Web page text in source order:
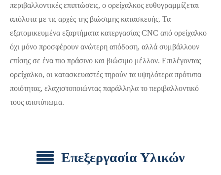
περιβαλλοντικές επιπτώσεις, ο ορείχαλκος ευθυγραμμίζεται
απόλυτα με τις αρχές της βιώσιμης κατασκευής. Τα
εξατομικευμένα εξαρτήματα κατεργασίας CNC από ορείχαλκο
όχι μόνο προσφέρουν ανώτερη απόδοση, αλλά συμβάλλουν
επίσης σε ένα πιο πράσινο και βιώσιμο μέλλον. Επιλέγοντας
ορείχαλκο, οι κατασκευαστές τηρούν τα υψηλότερα πρότυπα
ποιότητας, ελαχιστοποιώντας παράλληλα το περιβαλλοντικό
τους αποτύπωμα.
Επεξεργασία Υλικών